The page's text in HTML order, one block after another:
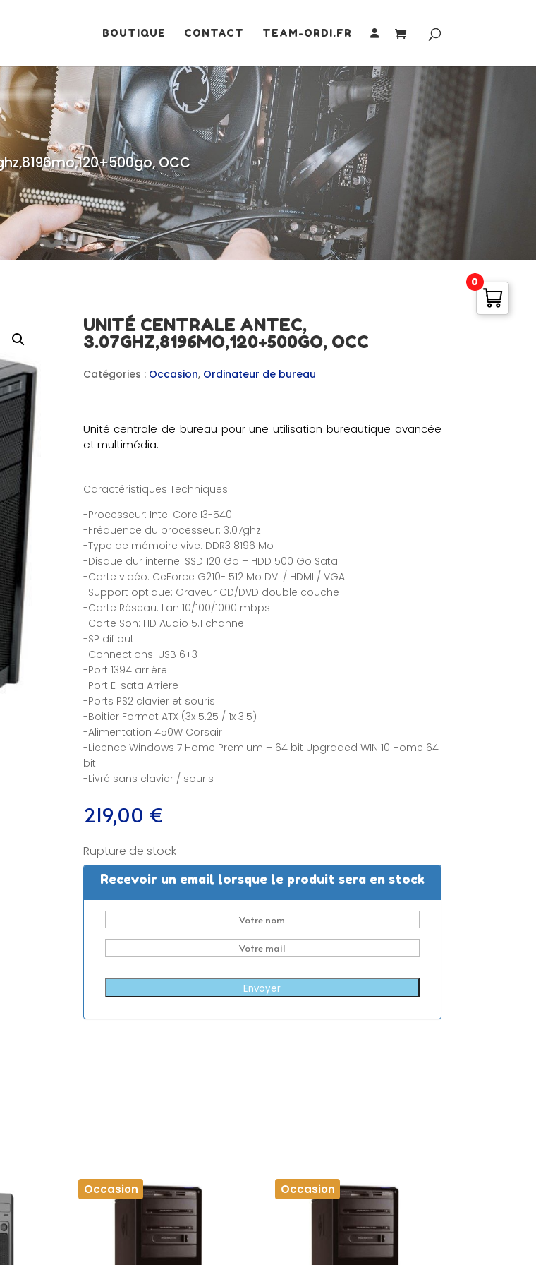
BOUTIQUE CONTACT TEAM-ORDI.FR
OCC
UNITÉ CENTRALE ANTEC,
3.07GHZ,8196MO,120+500GO, OCC
Catégories : Occasion, Ordinateur de bureau
Unité centrale de bureau pour une utilisation bureautique avancée
et multimédia.
Caractéristiques Techniques:
-Processeur: Intel Core I3-540
-Fréquence du processeur: 3.07ghz
-Type de mémoire vive: DDR3 8196 Mo
-Disque dur interne: SSD 120 Go + HDD 500 Go Sata
-Carte vidéo: CeForce G210- 512 Mo DVI / HDMI / VGA
-Support optique: Graveur CD/DVD double couche
-Carte Réseau: Lan 10/100/1000 mbps
-Carte Son: HD Audio 5.1 channel
-SP dif out
-Connections: USB 6+3
-Port 1394 arriére
-Port E-sata Arriere
-Ports PS2 clavier et souris
-Boitier Format ATX (3x 5.25 / 1x 3.5)
-Alimentation 450W Corsair
-Licence Windows 7 Home Premium – 64 bit Upgraded WIN 10 Home 64
bit
-Livré sans clavier / souris
219,00 €
Rupture de stock
Recevoir un email lorsque le produit sera en stock
Envoyer
Occasion Occasion
0